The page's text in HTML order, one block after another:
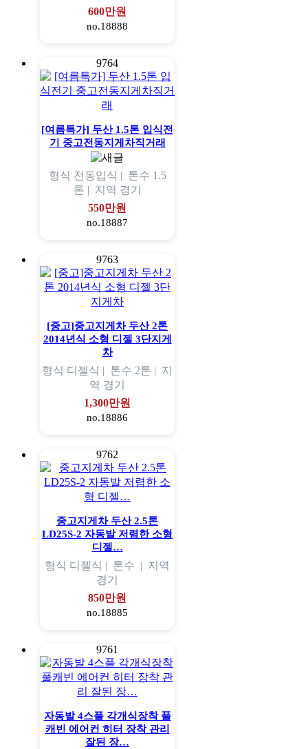
600만원
no.18888
9764
[여름특가] 두산 1.5톤 입식전
기 중고전동지게차직거래
형식 전동입식 | 톤수 1.5
톤 | 지역 경기
550만원
no.18887
9763
[중고]중고지게차 두산 2톤
2014년식 소형 디젤 3단지게
차
형식 디젤식 | 톤수 2톤 | 지
역 경기
1,300만원
no.18886
9762
중고지게차 두산 2.5톤
LD25S-2 자동발 저렴한 소형
디젤…
형식 디젤식 | 톤수 | 지역
경기
850만원
no.18885
9761
자동발 4스플 각개식장착 풀
캐빈 에어컨 히터 장착 관리
잘된 장…